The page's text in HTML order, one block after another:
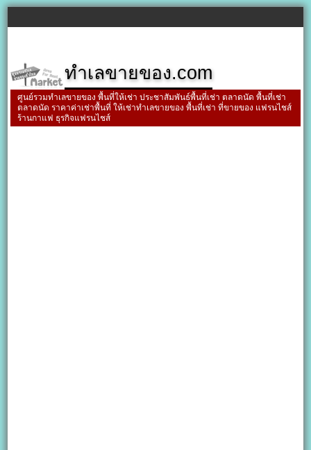
ทำเลขายของ.com
ศูนย์รวมทำเลขายของ พื้นที่ให้เช่า ประชาสัมพันธ์พื้นที่เช่า ตลาดนัด พื้นที่เช่า
ตลาดนัด ราคาค่าเช่าพื้นที่ ให้เช่าทำเลขายของ พื้นที่เช่า ที่ขายของ แฟรนไชส์
ร้านกาแฟ ธุรกิจแฟรนไชส์